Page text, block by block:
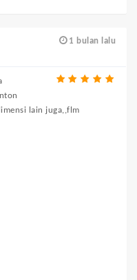
1 bulan lalu
lain juga,,flm